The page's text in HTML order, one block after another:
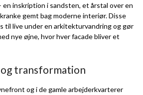
en inskription i sandsten, et årstal over en
gemt bag moderne interiør. Disse
til live under en arkitekturvandring og gør
nye øjne, hvor hver facade bliver et
transformation
og i de gamle arbejderkvarterer